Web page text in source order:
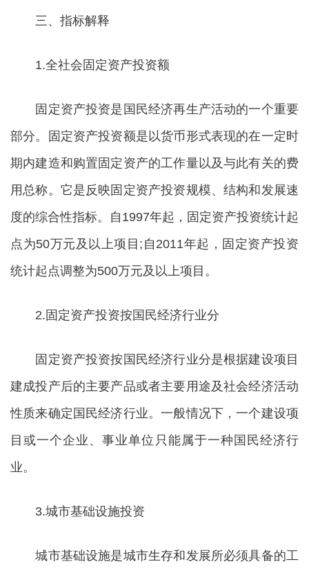
三、指标解释
1.全社会固定资产投资额
固定资产投资是国民经济再生产活动的一个重要
部分。固定资产投资额是以货币形式表现的在一定时
期内建造和购置固定资产的工作量以及与此有关的费
用总称。它是反映固定资产投资规模、结构和发展速
度的综合性指标。自1997年起，固定资产投资统计起
点为50万元及以上项目;自2011年起，固定资产投资
统计起点调整为500万元及以上项目。
2.固定资产投资按国民经济行业分
固定资产投资按国民经济行业分是根据建设项目
建成投产后的主要产品或者主要用途及社会经济活动
性质来确定国民经济行业。一般情况下，一个建设项
目或一个企业、事业单位只能属于一种国民经济行
业。
3.城市基础设施投资
城市基础设施是城市生存和发展所必须具备的工